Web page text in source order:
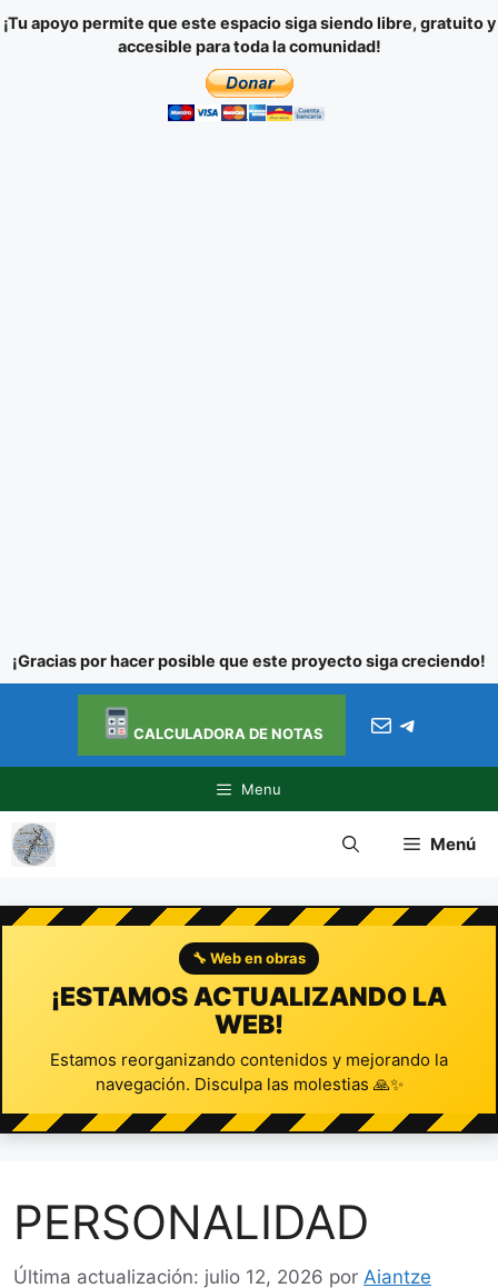
¡Tu apoyo permite que este espacio siga siendo libre, gratuito y
accesible para toda la comunidad!
¡Gracias por hacer posible que este proyecto siga creciendo!
Ir al
contenido
contenido
CALCULADORA DE NOTAS Correo
Menu
Menú
🔧 Web en obras
¡ESTAMOS ACTUALIZANDO LA
WEB!
Estamos reorganizando contenidos y mejorando la
navegación. Disculpa las molestias 🙏✨
PERSONALIDAD
julio 12, 2026 por Aiantze